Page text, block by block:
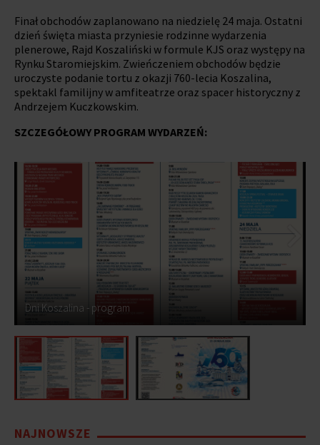
Finał obchodów zaplanowano na niedzielę 24 maja. Ostatni
dzień święta miasta przyniesie rodzinne wydarzenia
plenerowe, Rajd Koszaliński w formule KJS oraz występy na
Rynku Staromiejskim. Zwieńczeniem obchodów będzie
uroczyste podanie tortu z okazji 760-lecia Koszalina,
spektakl familijny w amfiteatrze oraz spacer historyczny z
Andrzejem Kuczkowskim.
SZCZEGÓŁOWY PROGRAM WYDARZEŃ:
Dni Koszalina - program
NAJNOWSZE